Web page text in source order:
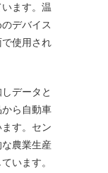
ます。温
デバイス
使用され
データと
ら自動車
す。セン
農業生産
います。